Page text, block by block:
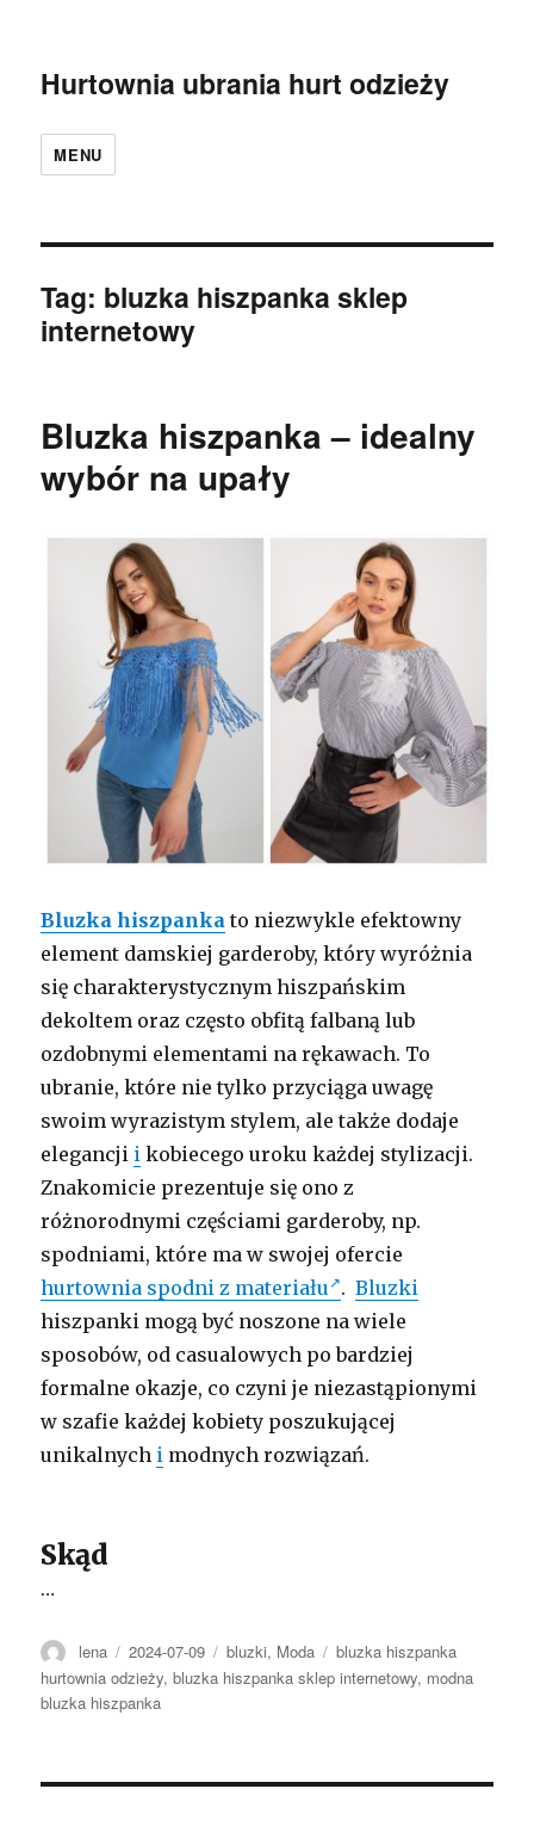
Hurtownia ubrania hurt odzieży
MENU
Tag: bluzka hiszpanka sklep
internetowy
Bluzka hiszpanka – idealny
wybór na upały
Bluzka hiszpanka to niezwykle efektowny
element damskiej garderoby, który wyróżnia
się charakterystycznym hiszpańskim
dekoltem oraz często obfitą falbaną lub
ozdobnymi elementami na rękawach. To
ubranie, które nie tylko przyciąga uwagę
swoim wyrazistym stylem, ale także dodaje
elegancji i kobiecego uroku każdej stylizacji.
Znakomicie prezentuje się ono z
różnorodnymi częściami garderoby, np.
spodniami, które ma w swojej ofercie
hurtownia spodni z materiału .Bluzki
hiszpanki mogą być noszone na wiele
sposobów, od casualowych po bardziej
formalne okazje, co czyni je niezastąpionymi
w szafie każdej kobiety poszukującej
unikalnych i modnych rozwiązań.
Skąd
…
Autor
lena Opublikowano
2024-07-09 Kategorie
bluzki, Moda Tagi
bluzka hiszpanka
hurtownia odzieży,bluzka hiszpanka sklep internetowy, modna
bluzka hiszpanka